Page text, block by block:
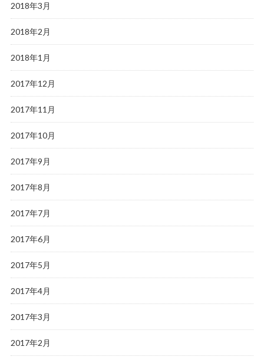
2018年3月
2018年2月
2018年1月
2017年12月
2017年11月
2017年10月
2017年9月
2017年8月
2017年7月
2017年6月
2017年5月
2017年4月
2017年3月
2017年2月